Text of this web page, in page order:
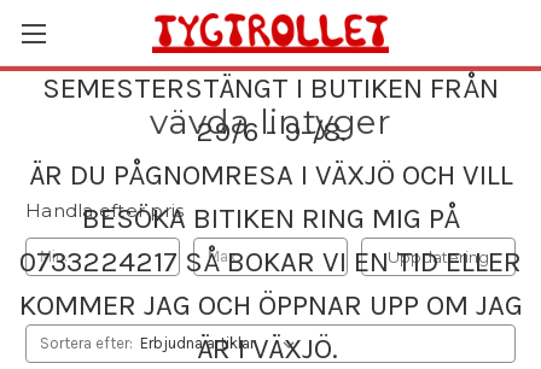
SEMESTERSTÄNGT I BUTIKEN FRÅN
29/6 - 9-/8.
ÄR DU PÅGNOMRESA I VÄXJÖ OCH VILL
BESÖKA BITIKEN RING MIG PÅ
0733224217 SÅ BOKAR VI EN TID ELLER
KOMMER JAG OCH ÖPPNAR UPP OM JAG
ÄR I VÄXJÖ.
vävda lintyger
Handla efter pris
Uppdatering
Sortera efter: